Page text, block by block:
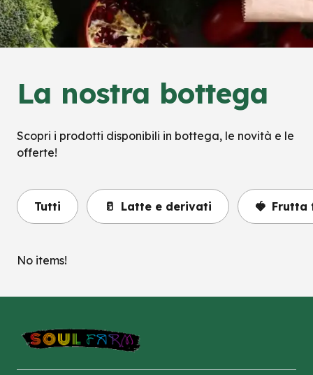
La nostra bottega
Scopri i prodotti disponibili in bottega, le novità e le
offerte!
Tutti 🥛 Latte e derivati 🍓 Frutta
No items!